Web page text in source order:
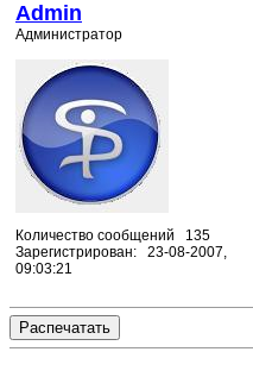
Admin
Администратор
Количество сообщений 135
Зарегистрирован: 23-08-2007,
09:03:21